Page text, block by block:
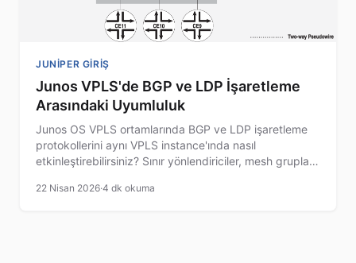
JUNIPER GIRIŞ
Junos VPLS'de BGP ve LDP İşaretleme
Arasındaki Uyumluluk
Junos OS VPLS ortamlarında BGP ve LDP işaretleme
protokollerini aynı VPLS instance'ında nasıl
etkinleştirebilirsiniz? Sınır yönlendiriciler, mesh grupları
22 Nisan 2026·4 dk okuma